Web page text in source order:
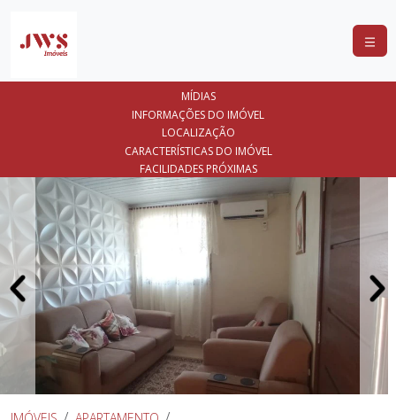
COMPRAR
LANÇAMENTOS
ANUNCIE
SEU
IMÓVEL
CONTATO
MÍDIAS
INFORMAÇÕES DO IMÓVEL
LOCALIZAÇÃO
CARACTERÍSTICAS DO IMÓVEL
FACILIDADES PRÓXIMAS